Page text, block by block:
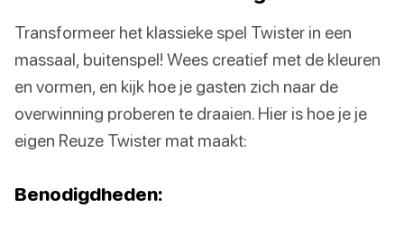
Transformeer het klassieke spel Twister in een
massaal, buitenspel! Wees creatief met de kleuren
en vormen, en kijk hoe je gasten zich naar de
overwinning proberen te draaien. Hier is hoe je je
eigen Reuze Twister mat maakt:
Benodigdheden: